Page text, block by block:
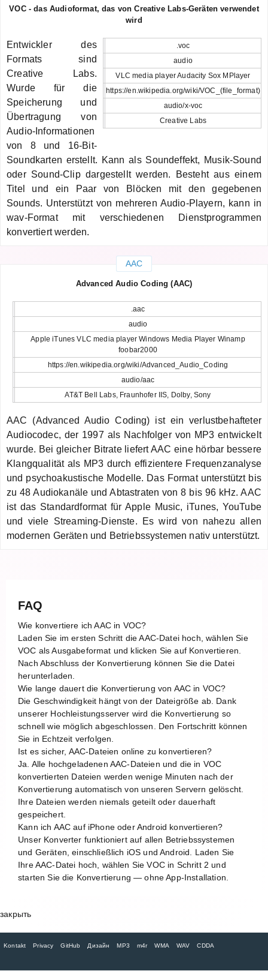
VOC - das Audioformat, das von Creative Labs-Geräten verwendet
wird
.voc
audio
VLC media player Audacity Sox MPlayer
https://en.wikipedia.org/wiki/VOC_(file_format)
audio/x-voc
Creative Labs
Entwickler des
Formats sind
Creative Labs.
Wurde für die
Speicherung und
Übertragung von
Audio-Informationen
von 8 und 16-Bit-
Soundkarten erstellt. Kann als Soundeffekt, Musik-Sound
oder Sound-Clip dargestellt werden. Besteht aus einem
Titel und ein Paar von Blöcken mit den gegebenen
Sounds. Unterstützt von mehreren Audio-Playern, kann in
wav-Format mit verschiedenen Dienstprogrammen
konvertiert werden.
AAC
Advanced Audio Coding (AAC)
.aac
audio
Apple iTunes VLC media player Windows Media Player Winamp
foobar2000
https://en.wikipedia.org/wiki/Advanced_Audio_Coding
audio/aac
AT&T Bell Labs, Fraunhofer IIS, Dolby, Sony
AAC (Advanced Audio Coding) ist ein verlustbehafteter
Audiocodec, der 1997 als Nachfolger von MP3 entwickelt
wurde. Bei gleicher Bitrate liefert AAC eine hörbar bessere
Klangqualität als MP3 durch effizientere Frequenzanalyse
und psychoakustische Modelle. Das Format unterstützt bis
zu 48 Audiokanäle und Abtastraten von 8 bis 96 kHz. AAC
ist das Standardformat für Apple Music, iTunes, YouTube
und viele Streaming-Dienste. Es wird von nahezu allen
modernen Geräten und Betriebssystemen nativ unterstützt.
FAQ
Wie konvertiere ich AAC in VOC?
Laden Sie im ersten Schritt die AAC-Datei hoch, wählen Sie
VOC als Ausgabeformat und klicken Sie auf Konvertieren.
Nach Abschluss der Konvertierung können Sie die Datei
herunterladen.
Wie lange dauert die Konvertierung von AAC in VOC?
Die Geschwindigkeit hängt von der Dateigröße ab. Dank
unserer Hochleistungsserver wird die Konvertierung so
schnell wie möglich abgeschlossen. Den Fortschritt können
Sie in Echtzeit verfolgen.
Ist es sicher, AAC-Dateien online zu konvertieren?
Ja. Alle hochgeladenen AAC-Dateien und die in VOC
konvertierten Dateien werden wenige Minuten nach der
Konvertierung automatisch von unseren Servern gelöscht.
Ihre Dateien werden niemals geteilt oder dauerhaft
gespeichert.
Kann ich AAC auf iPhone oder Android konvertieren?
Unser Konverter funktioniert auf allen Betriebssystemen
und Geräten, einschließlich iOS und Android. Laden Sie
Ihre AAC-Datei hoch, wählen Sie VOC in Schritt 2 und
starten Sie die Konvertierung — ohne App-Installation.
закрыть
Kontakt Privacy GitHub Дизайн MP3 m4r WMA WAV CDDA